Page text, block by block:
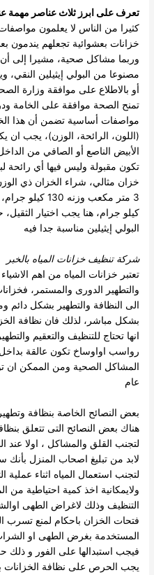
تعرف على ابرز ثلاث عناصر مهمة
كثيرا من الناس لا يعلمون
خزانات بعشوائية تجعلهم يندمون
وربما مشاكل صحية، مشيرا إلى
مصنوعا من البولي إيثيلين النقي،
أو بالاطلاع على موافقة وزارة
تمنح الصحة موافقة على الخامة
مواصفات أساسية تضمن أن هذا
(اللون، الرائحة، الوزن)، يجب ان
الأبيض الناصع أو الصافي من
تكون مقبولة وليس فيها أي رائحة
خزان مثالي، شراء الخزان ذي
كيلو جرام، هنا يجب اختيار
البولي إيثيلين مناسبة جدا فيه
شركة تنظيف خزانات المياه بالخبر
تعتبر خزانات المياه من اهم
والتطهير الدورى والمستمر،
الى النظافة والتطهير بشكل دائم
بشكل مباشر، لذلك فان نظافة
انها تحتاج للتنظيف والتعقيم
رواسب اواوساخ تكون عالقة
المشاكل الصحية ومن الممكن ان
عام
بعض النصائح الخاصة بنظافة
هناك بعض النصائح التى تتعلق
لتجنب القلق والمشاكل ، اولا عند
لابد من تبليغ اصحاب المنزل بأنك
لتجنب استعمال المياه اثناء
ولايمكانية اخذ كمية احتياطية من
التنظيف وذلك لاغراض الطهى
فتحات الخزان باحكام لمنع تسرب
المستخدمة بغرض الطهى او
فيجب استبدالها على الفور و ذلك
يجب الحرص على نظافة الخزانات